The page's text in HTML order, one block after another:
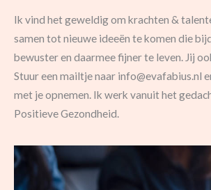
Ik vind het geweldig om krachten &
samen tot nieuwe ideeën te komen die
bewuster en daarmee fijner te leven. Jij
Stuur een mailtje naar info@evafabius.nl
met je opnemen. Ik werk vanuit het
Positieve Gezondheid.